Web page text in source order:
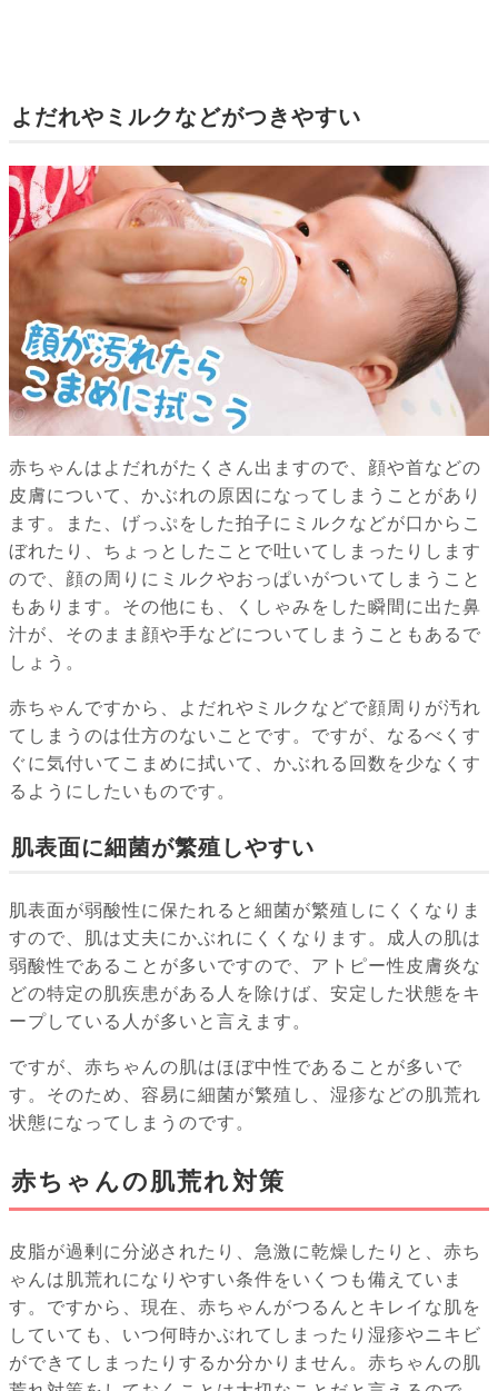
よだれやミルクなどがつきやすい
赤ちゃんはよだれがたくさん出ますので、顔や首などの
皮膚について、かぶれの原因になってしまうことがあり
ます。また、げっぷをした拍子にミルクなどが口からこ
ぼれたり、ちょっとしたことで吐いてしまったりします
ので、顔の周りにミルクやおっぱいがついてしまうこと
もあります。その他にも、くしゃみをした瞬間に出た鼻
汁が、そのまま顔や手などについてしまうこともあるで
しょう。
赤ちゃんですから、よだれやミルクなどで顔周りが汚れ
てしまうのは仕方のないことです。ですが、なるべくす
ぐに気付いてこまめに拭いて、かぶれる回数を少なくす
るようにしたいものです。
肌表面に細菌が繁殖しやすい
肌表面が弱酸性に保たれると細菌が繁殖しにくくなりま
すので、肌は丈夫にかぶれにくくなります。成人の肌は
弱酸性であることが多いですので、アトピー性皮膚炎な
どの特定の肌疾患がある人を除けば、安定した状態をキ
ープしている人が多いと言えます。
ですが、赤ちゃんの肌はほぼ中性であることが多いで
す。そのため、容易に細菌が繁殖し、湿疹などの肌荒れ
状態になってしまうのです。
赤ちゃんの肌荒れ対策
皮脂が過剰に分泌されたり、急激に乾燥したりと、赤ち
ゃんは肌荒れになりやすい条件をいくつも備えていま
す。ですから、現在、赤ちゃんがつるんとキレイな肌を
していても、いつ何時かぶれてしまったり湿疹やニキビ
ができてしまったりするか分かりません。赤ちゃんの肌